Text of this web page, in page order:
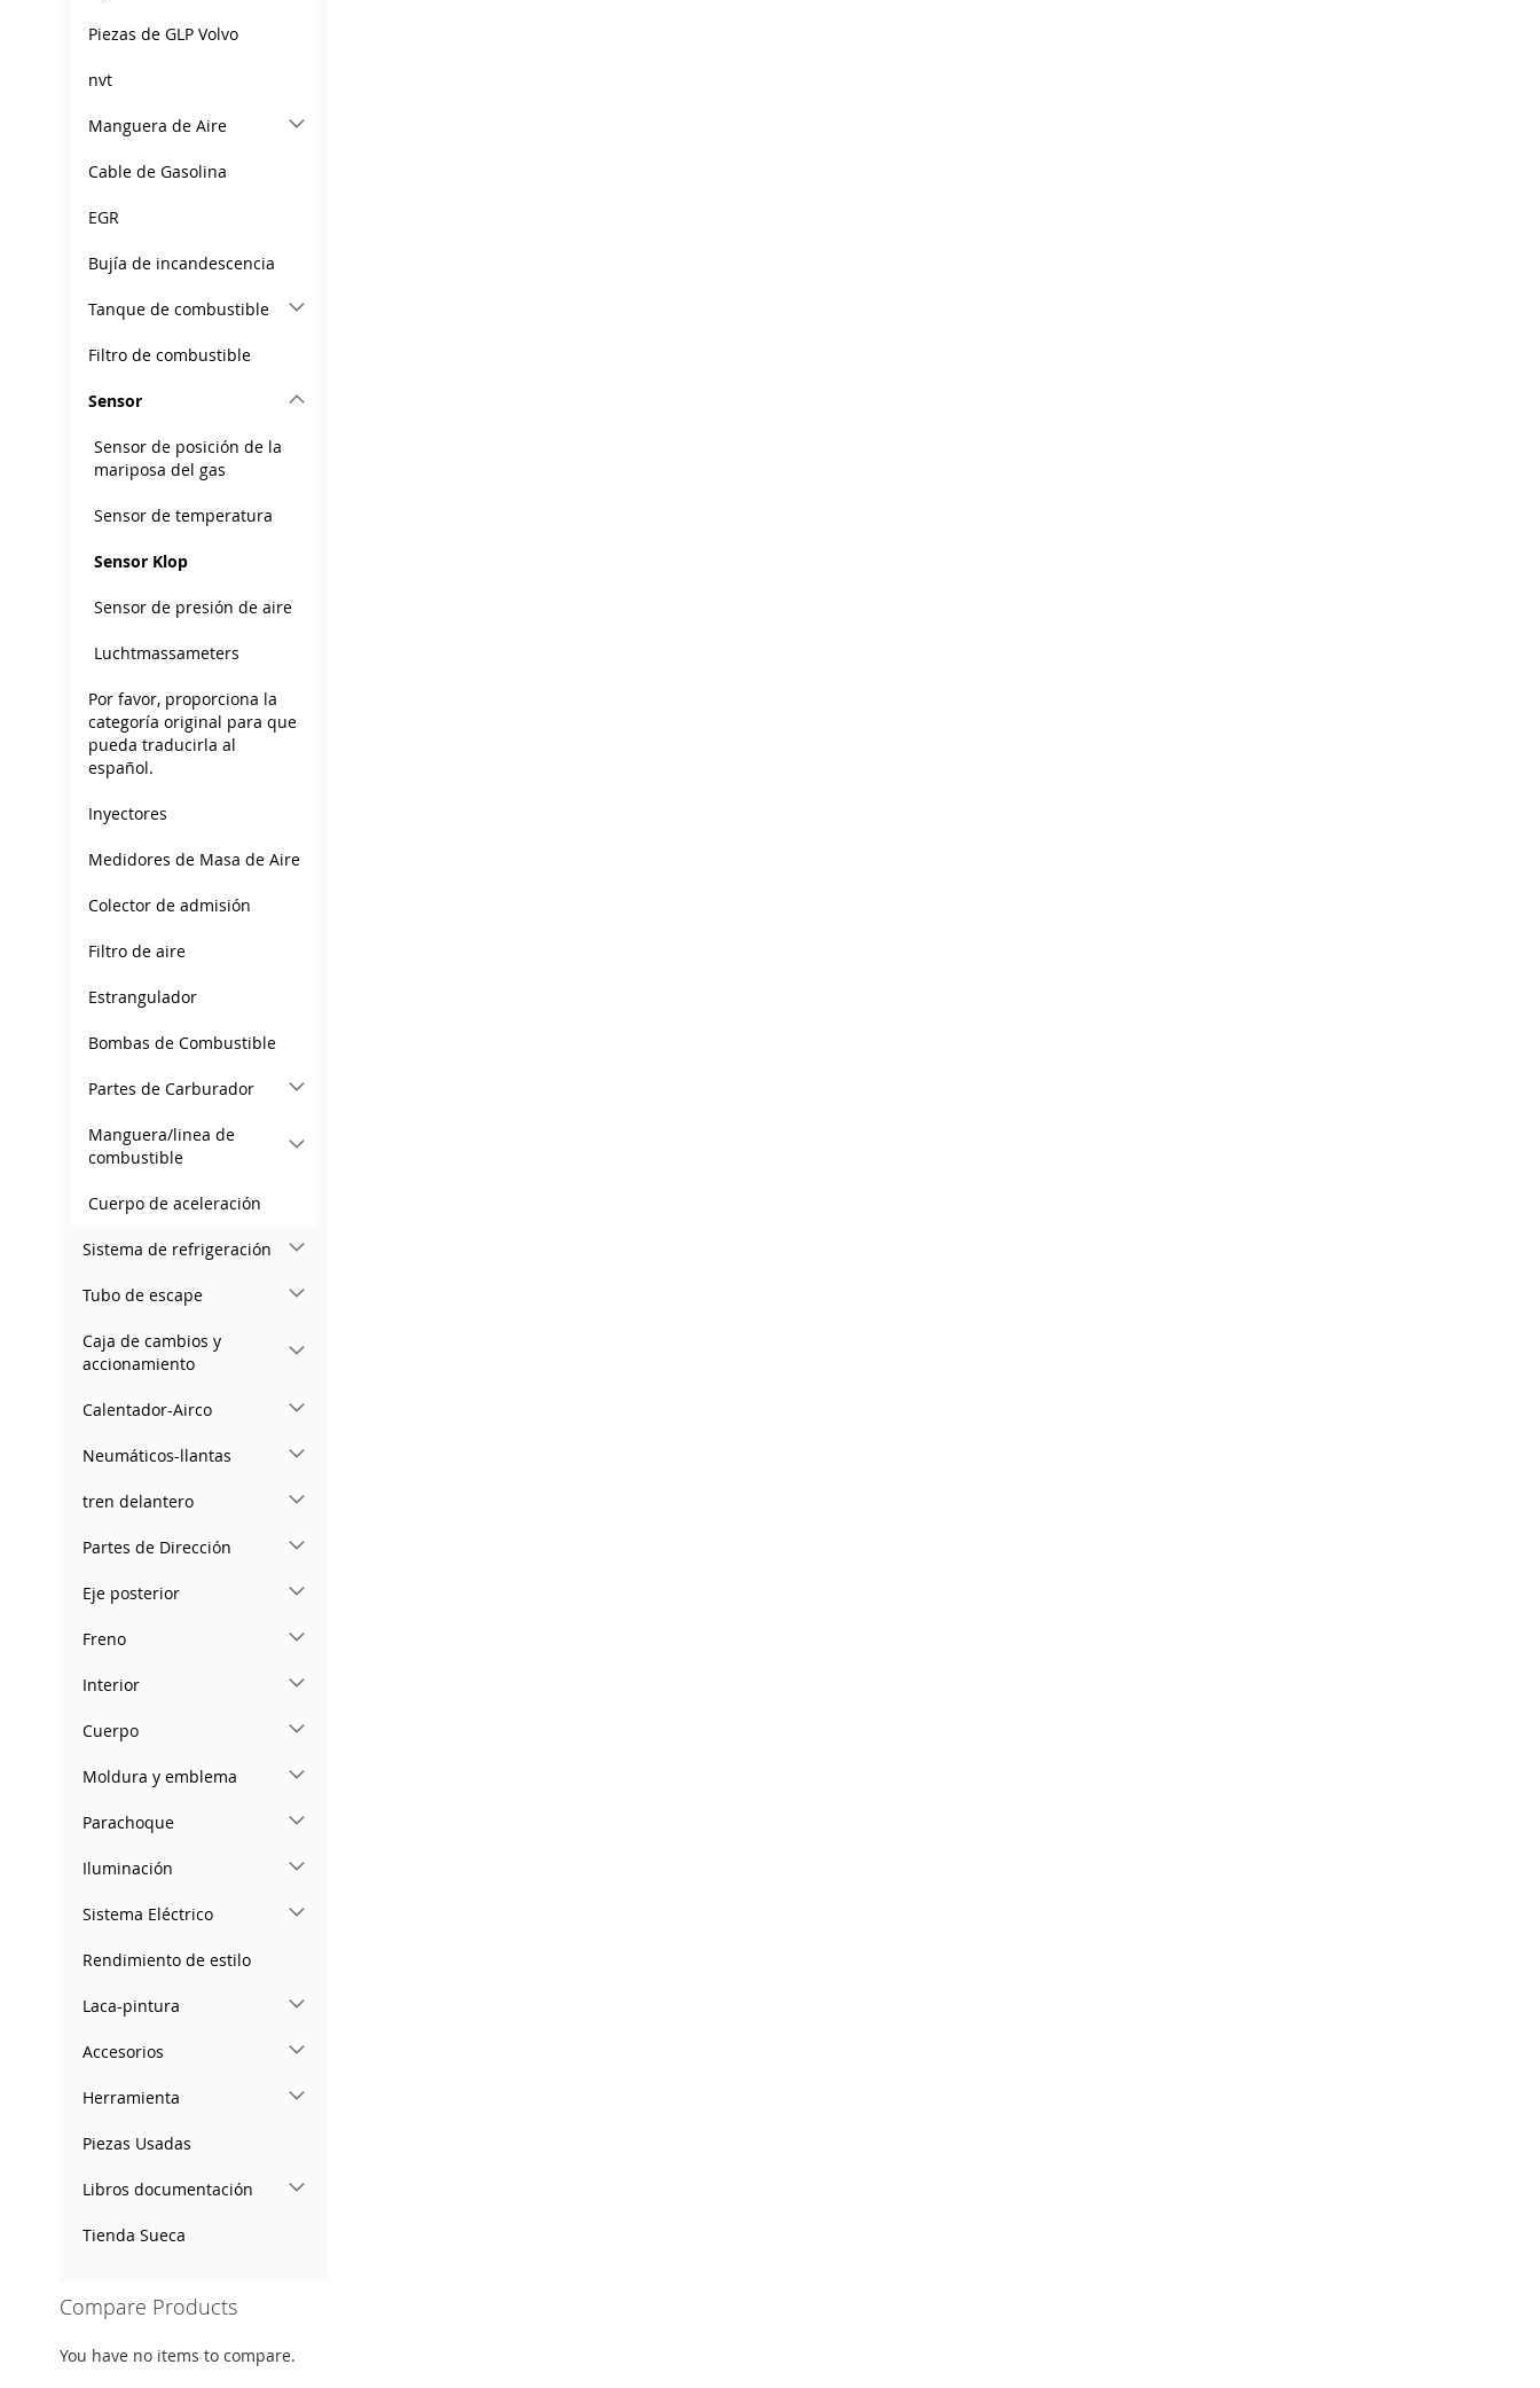
Piezas de GLP Volvo
nvt
Manguera de Aire
Cable de Gasolina
EGR
Bujía de incandescencia
Tanque de combustible
Filtro de combustible
Sensor
Sensor de posición de la
mariposa del gas
Sensor de temperatura
Sensor Klop
Sensor de presión de aire
Luchtmassameters
Por favor, proporciona la
categoría original para que
pueda traducirla al
español.
Inyectores
Medidores de Masa de Aire
Colector de admisión
Filtro de aire
Estrangulador
Bombas de Combustible
Partes de Carburador
Manguera/linea de
combustible
Cuerpo de aceleración
Sistema de refrigeración
Tubo de escape
Caja de cambios y
accionamiento
Calentador-Airco
Neumáticos-llantas
tren delantero
Partes de Dirección
Eje posterior
Freno
Interior
Cuerpo
Moldura y emblema
Parachoque
Iluminación
Sistema Eléctrico
Rendimiento de estilo
Laca-pintura
Accesorios
Herramienta
Piezas Usadas
Libros documentación
Tienda Sueca
Compare Products
You have no items to compare.